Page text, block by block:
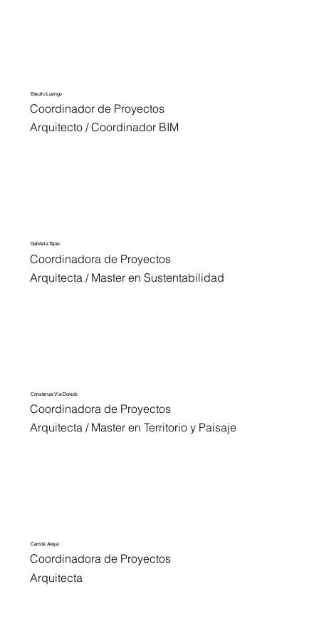
Braulio Luengo
Coordinador de Proyectos
Arquitecto / Coordinador BIM
Gabriela Tapia
Coordinadora de Proyectos
Arquitecta / Master en Sustentabilidad
Constanza Via Dorado
Coordinadora de Proyectos
Arquitecta / Master en Territorio y Paisaje
Camila Araya
Coordinadora de Proyectos
Arquitecta